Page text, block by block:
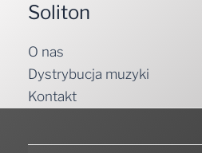
Soliton
O nas
Dystrybucja muzyki
Kontakt